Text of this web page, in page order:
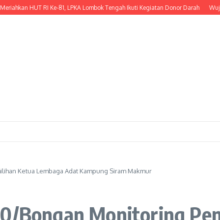
HUT RI Ke-81, LPKA Lombok Tengah Ikuti Kegiatan Donor Darah Wujud
Ketua Lembaga Adat Kampung Siram Makmur
Bongan Monitoring